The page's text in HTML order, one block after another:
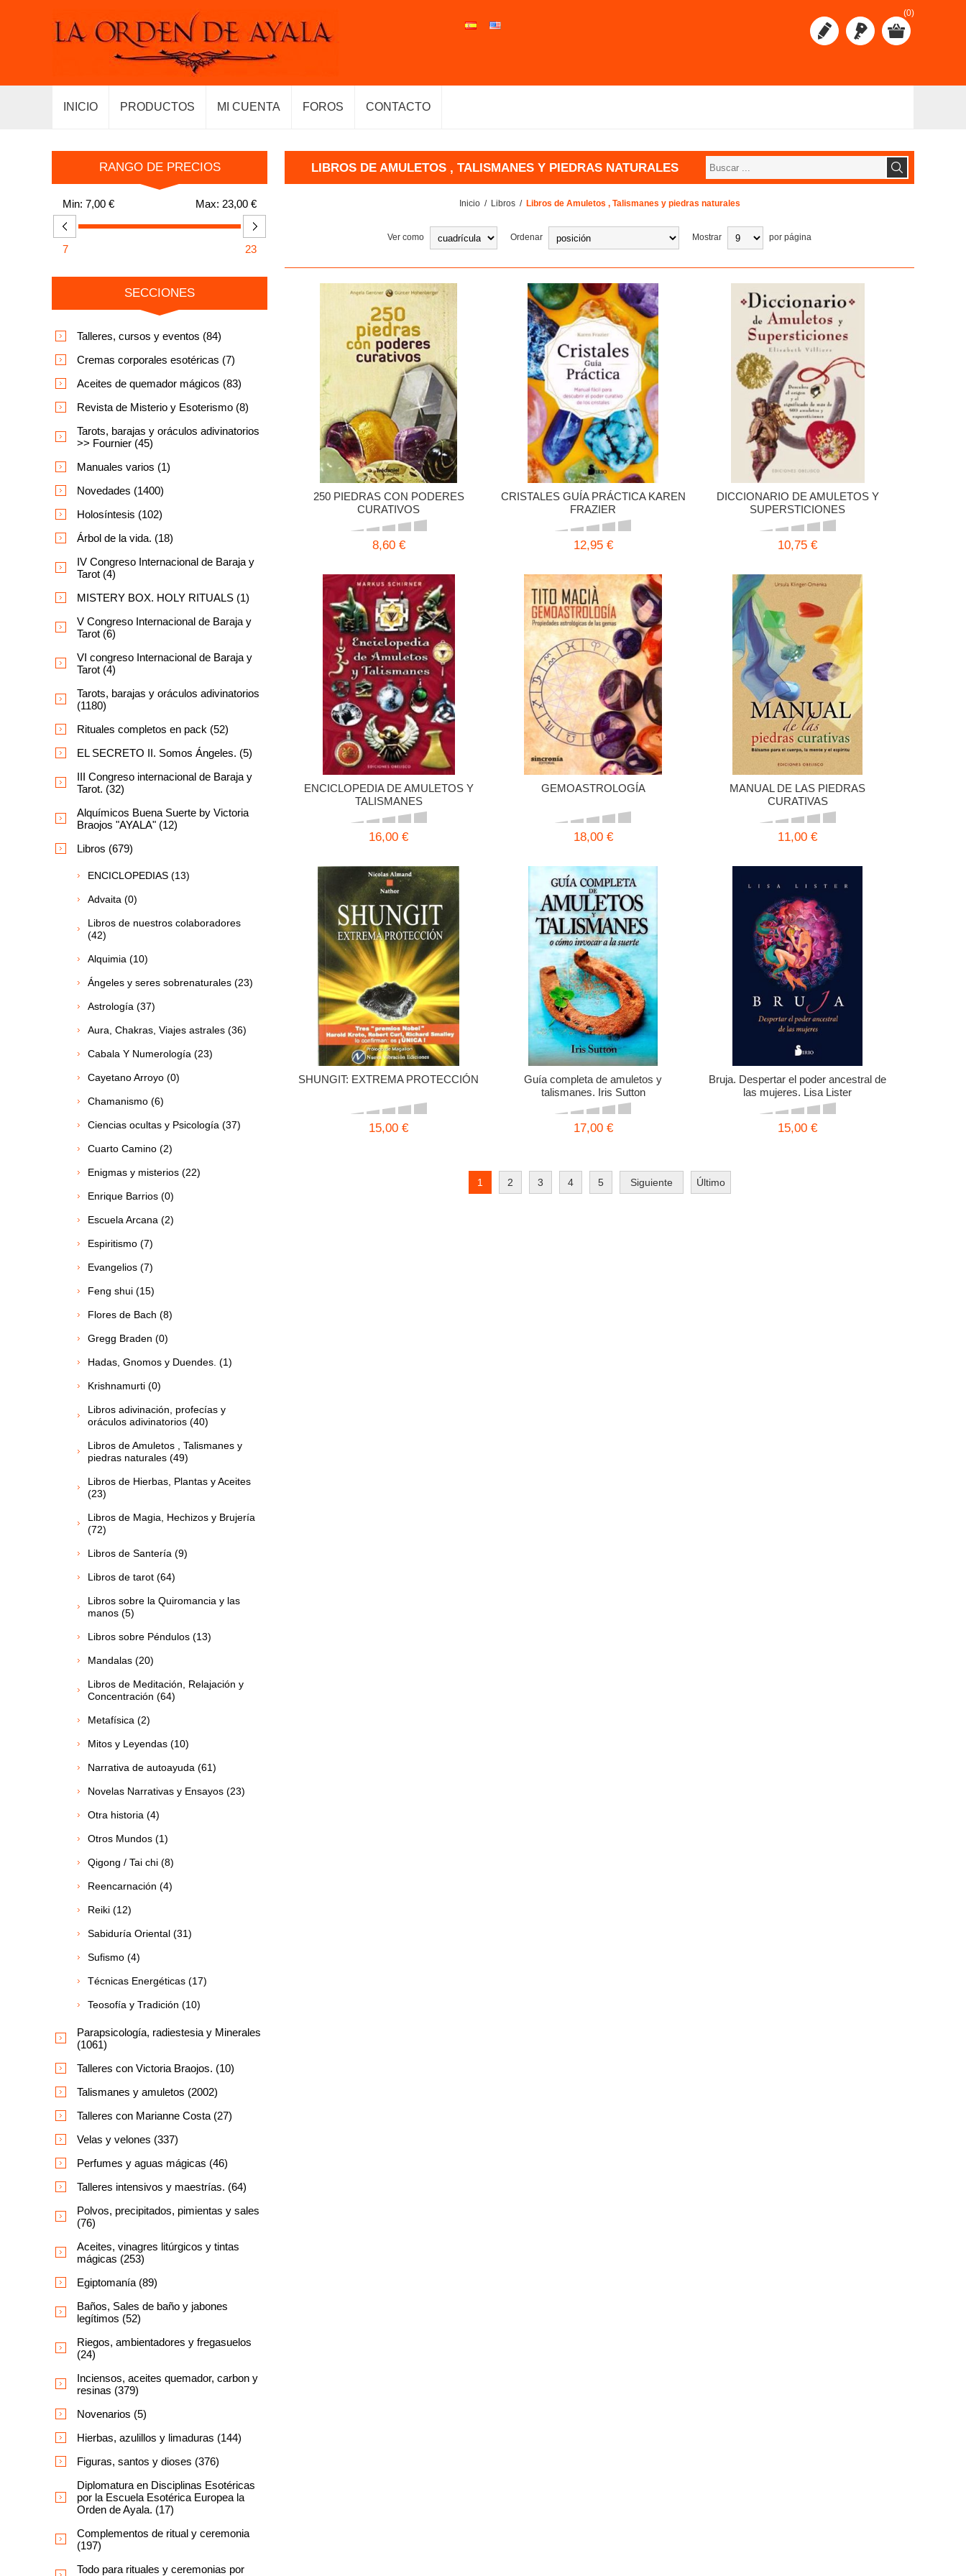
(0)
INICIO PRODUCTOS MI CUENTA FOROS CONTACTO
LIBROS DE AMULETOS , TALISMANES Y PIEDRAS NATURALES
Inicio / Libros / Libros de Amuletos , Talismanes y piedras naturales
Ver como Ordenar Mostrar por página
250 PIEDRAS CON PODERES
CURATIVOS
8,60 €
CRISTALES GUÍA PRÁCTICA KAREN
FRAZIER
12,95 €
DICCIONARIO DE AMULETOS Y
SUPERSTICIONES
10,75 €
ENCICLOPEDIA DE AMULETOS Y
TALISMANES
16,00 €
GEMOASTROLOGÍA
18,00 €
MANUAL DE LAS PIEDRAS
CURATIVAS
11,00 €
SHUNGIT: EXTREMA PROTECCIÓN
15,00 €
Guía completa de amuletos y
talismanes. Iris Sutton
17,00 €
Bruja. Despertar el poder ancestral de
las mujeres. Lisa Lister
15,00 €
1 2 3 4 5 Siguiente Último
RANGO DE PRECIOS
Min: 7,00 € Max: 23,00 €
7 23
SECCIONES
Talleres, cursos y eventos (84)
Cremas corporales esotéricas (7)
Aceites de quemador mágicos (83)
Revista de Misterio y Esoterismo (8)
Tarots, barajas y oráculos adivinatorios
>> Fournier (45)
Manuales varios (1)
Novedades (1400)
Holosíntesis (102)
Árbol de la vida. (18)
IV Congreso Internacional de Baraja y
Tarot (4)
MISTERY BOX. HOLY RITUALS (1)
V Congreso Internacional de Baraja y
Tarot (6)
VI congreso Internacional de Baraja y
Tarot (4)
Tarots, barajas y oráculos adivinatorios
(1180)
Rituales completos en pack (52)
EL SECRETO II. Somos Ángeles. (5)
III Congreso internacional de Baraja y
Tarot. (32)
Alquímicos Buena Suerte by Victoria
Braojos "AYALA" (12)
Libros (679)
ENCICLOPEDIAS (13)
Advaita (0)
Libros de nuestros colaboradores
(42)
Alquimia (10)
Ángeles y seres sobrenaturales (23)
Astrología (37)
Aura, Chakras, Viajes astrales (36)
Cabala Y Numerología (23)
Cayetano Arroyo (0)
Chamanismo (6)
Ciencias ocultas y Psicología (37)
Cuarto Camino (2)
Enigmas y misterios (22)
Enrique Barrios (0)
Escuela Arcana (2)
Espiritismo (7)
Evangelios (7)
Feng shui (15)
Flores de Bach (8)
Gregg Braden (0)
Hadas, Gnomos y Duendes. (1)
Krishnamurti (0)
Libros adivinación, profecías y
oráculos adivinatorios (40)
Libros de Amuletos , Talismanes y
piedras naturales (49)
Libros de Hierbas, Plantas y Aceites
(23)
Libros de Magia, Hechizos y Brujería
(72)
Libros de Santería (9)
Libros de tarot (64)
Libros sobre la Quiromancia y las
manos (5)
Libros sobre Péndulos (13)
Mandalas (20)
Libros de Meditación, Relajación y
Concentración (64)
Metafísica (2)
Mitos y Leyendas (10)
Narrativa de autoayuda (61)
Novelas Narrativas y Ensayos (23)
Otra historia (4)
Otros Mundos (1)
Qigong / Tai chi (8)
Reencarnación (4)
Reiki (12)
Sabiduría Oriental (31)
Sufismo (4)
Técnicas Energéticas (17)
Teosofía y Tradición (10)
Parapsicología, radiestesia y Minerales
(1061)
Talleres con Victoria Braojos. (10)
Talismanes y amuletos (2002)
Talleres con Marianne Costa (27)
Velas y velones (337)
Perfumes y aguas mágicas (46)
Talleres intensivos y maestrías. (64)
Polvos, precipitados, pimientas y sales
(76)
Aceites, vinagres litúrgicos y tintas
mágicas (253)
Egiptomanía (89)
Baños, Sales de baño y jabones
legítimos (52)
Riegos, ambientadores y fregasuelos
(24)
Inciensos, aceites quemador, carbon y
resinas (379)
Novenarios (5)
Hierbas, azulillos y limaduras (144)
Figuras, santos y dioses (376)
Diplomatura en Disciplinas Esotéricas
por la Escuela Esotérica Europea la
Orden de Ayala. (17)
Complementos de ritual y ceremonia
(197)
Todo para rituales y ceremonias por